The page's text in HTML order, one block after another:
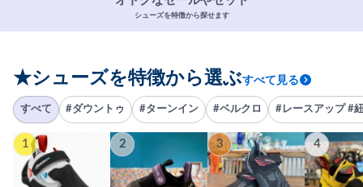
シューズを特徴から探せます
★シューズを特徴から選ぶすべて見る
すべて #ダウントゥ #ターンイン #ベルクロ #レースアップ #
1 2 3 4